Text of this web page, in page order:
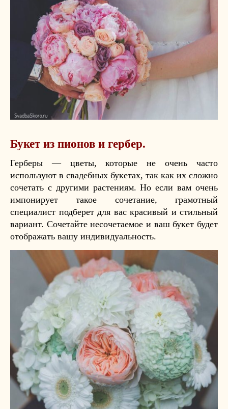
Букет из пионов и гербер.
Герберы — цветы, которые не очень часто
используют в свадебных букетах, так как их сложно
сочетать с другими растениям. Но если вам очень
импонирует такое сочетание, грамотный
специалист подберет для вас красивый и стильный
вариант. Сочетайте несочетаемое и ваш букет будет
отображать вашу индивидуальность.